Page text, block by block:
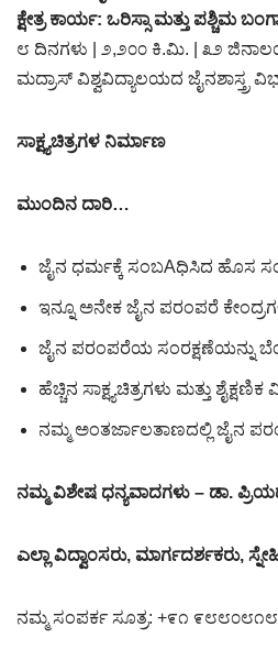
ಕ್ಷೇತ್ರ ಕಾರ್ಯ: ಒರಿಸ್ಸಾ ಮತ್ತು ಪಶ್ಚಿಮ
೮ ದಿನಗಳು | ೨,೨೦೦ ಕಿ.ಮಿ. | ೩೨
ಮದ್ರಾಸ್ ವಿಶ್ವವಿದ್ಯಾಲಯದ
ಸಾಕ್ಷ್ಯಚಿತ್ರಗಳ ನಿರ್ಮಾಣ
ಮುಂದಿನ ದಾರಿ…
ಜೈನ ಧರ್ಮಕ್ಕೆ ಸಂಬAಧಿಸಿದ ಹೊಸ
ಇನ್ನೂ ಅನೇಕ ಜೈನ ಪರಂಪರೆ
ಜೈನ ಪರಂಪರೆಯ ಸಂರಕ್ಷಣೆಯನ್ನು
ಹೆಚ್ಚಿನ ಸಾಕ್ಷ್ಯಚಿತ್ರಗಳು ಮತ್ತು
ನಮ್ಮ ಅಂತರ್ಜಾಲತಾಣದಲ್ಲಿ ಜೈನ
ನಮ್ಮ ವಿಶೇಷ ಧನ್ಯವಾದಗಳು – ಡಾ.
ಎಲ್ಲಾ ವಿದ್ವಾಂಸರು, ಮಾರ್ಗದರ್ಶಕರು,
ನಮ್ಮ ಸಂಪರ್ಕ ಸೂತ್ರ: +೯೧